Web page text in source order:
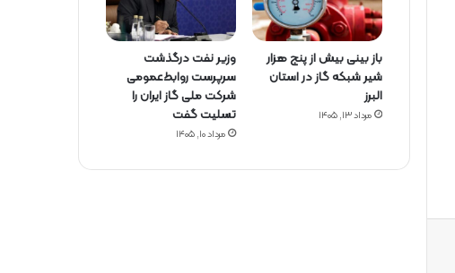
باز بینی بیش از پنج هزار
شیر شبکه گاز در استان
البرز
مرداد ۱۳, ۱۴۰۵
وزیر نفت درگذشت
سرپرست روابط‌عمومی
شرکت ملی گاز ایران را
تسلیت گفت
مرداد ۱۰, ۱۴۰۵